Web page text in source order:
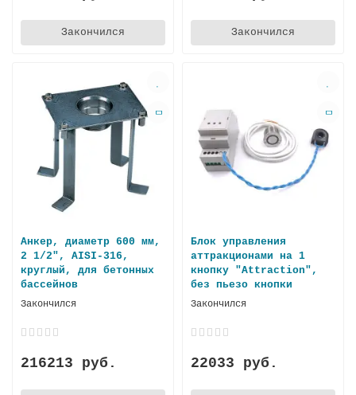
Закончился Закончился
Анкер, диаметр 600 мм,
2 1/2", AISI-316,
круглый, для бетонных
бассейнов
Закончился
216213 руб.
Блок управления
аттракционами на 1
кнопку "Attraction",
без пьезо кнопки
Закончился
22033 руб.